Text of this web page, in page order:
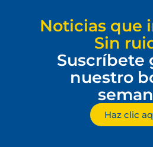
Noticias que
Sin
Suscríbete
nuestro
Haz clic